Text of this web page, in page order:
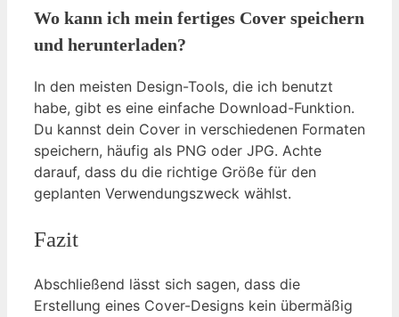
Wo kann ich mein fertiges Cover speichern
und herunterladen?
In den meisten Design-Tools, die ich benutzt
habe, gibt es eine einfache Download-Funktion.
Du kannst dein Cover in verschiedenen Formaten
speichern, häufig als PNG oder JPG. Achte
darauf, dass du die richtige Größe für den
geplanten Verwendungszweck wählst.
Fazit
Abschließend lässt sich sagen, dass die
Erstellung eines Cover-Designs kein übermäßig